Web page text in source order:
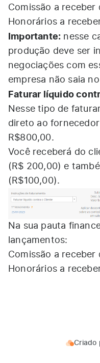
Comissão a receber
Honorários a
Importante: nesse
produção deve ser
negociações com
empresa não saia
Faturar líquido
Nesse tipo de
direto ao
R$800,00.
Você receberá do
(R$ 200,00) e
(R$100,00).
Na sua pauta
lançamentos:
Comissão a receber
Honorários a
Criado